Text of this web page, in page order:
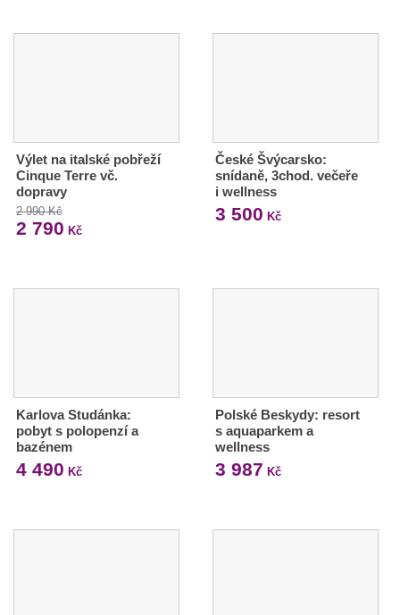
Výlet na italské pobřeží
Cinque Terre vč.
dopravy
2 990 Kč
2 790 Kč
České Švýcarsko:
snídaně, 3chod. večeře
i wellness
3 500 Kč
Karlova Studánka:
pobyt s polopenzí a
bazénem
4 490 Kč
Polské Beskydy: resort
s aquaparkem a
wellness
3 987 Kč